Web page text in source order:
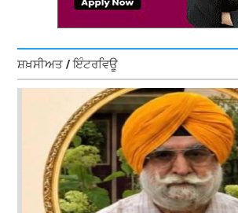
ਸ਼ਖ਼ਸੀਅਤ / ਇੰਟਰਵਿਊ